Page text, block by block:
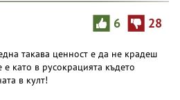
6 28
такава ценност е да не крадеш
като в русокрацията където
в култ!